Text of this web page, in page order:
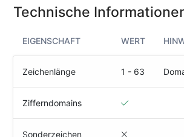
Responsible
Disclosure
WEITERE
Kundencenter
Technische
EIGENSCHAFT WERT
Zeichenlänge 1 - 63
Zifferndomains
Sonderzeichen